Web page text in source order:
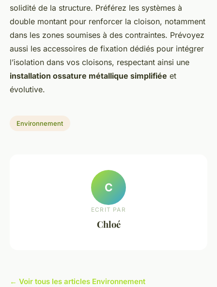
solidité de la structure. Préférez les systèmes à
double montant pour renforcer la cloison, notamment
dans les zones soumises à des contraintes. Prévoyez
aussi les accessoires de fixation dédiés pour intégrer
l’isolation dans vos cloisons, respectant ainsi une
installation ossature métallique simplifiée et
évolutive.
Environnement
C
ECRIT PAR
Chloé
← Voir tous les articles Environnement